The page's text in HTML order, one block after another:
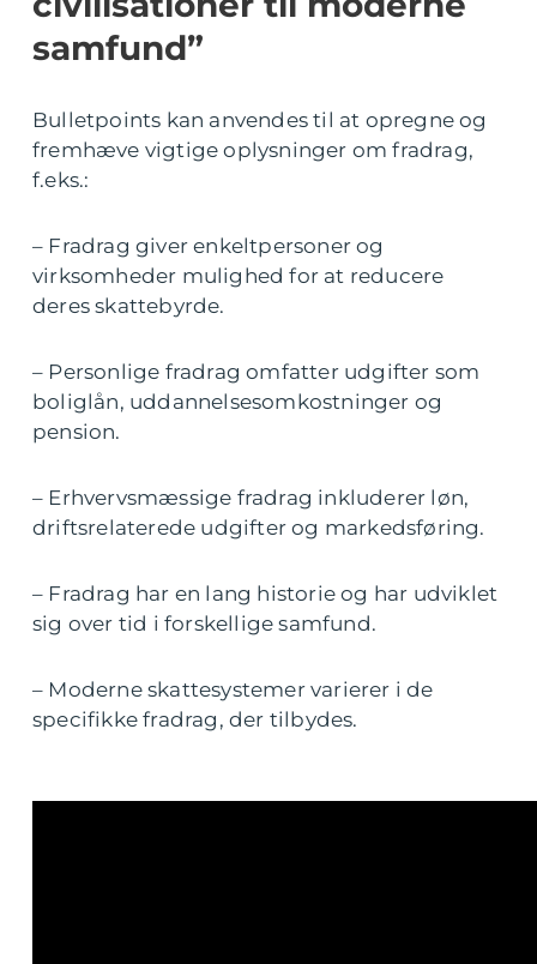
samfund”
Bulletpoints kan anvendes til at opregne og
fremhæve vigtige oplysninger om fradrag,
f.eks.:
– Fradrag giver enkeltpersoner og
virksomheder mulighed for at reducere
deres skattebyrde.
– Personlige fradrag omfatter udgifter som
boliglån, uddannelsesomkostninger og
pension.
– Erhvervsmæssige fradrag inkluderer løn,
driftsrelaterede udgifter og markedsføring.
– Fradrag har en lang historie og har udviklet
sig over tid i forskellige samfund.
– Moderne skattesystemer varierer i de
specifikke fradrag, der tilbydes.